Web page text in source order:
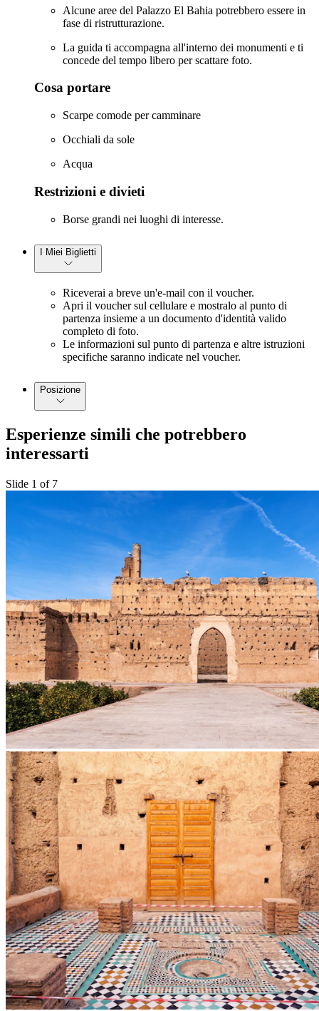
Alcune aree del Palazzo El Bahia potrebbero essere in
fase di ristrutturazione.
La guida ti accompagna all'interno dei monumenti e ti
concede del tempo libero per scattare foto.
Cosa portare
Scarpe comode per camminare
Occhiali da sole
Acqua
Restrizioni e divieti
Borse grandi nei luoghi di interesse.
I Miei Biglietti
Riceverai a breve un'e-mail con il voucher.
Apri il voucher sul cellulare e mostralo al punto di
partenza insieme a un documento d'identità valido
completo di foto.
Le informazioni sul punto di partenza e altre istruzioni
specifiche saranno indicate nel voucher.
Posizione
Esperienze simili che potrebbero
interessarti
Slide 1 of 7